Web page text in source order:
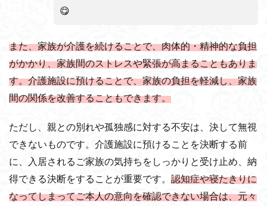
😋
また、家族が介護を続けることで、肉体的・精神的な負担
がかかり、家族間のストレスや緊張が高まることもありま
す。介護施設に預けることで、家族の負担を軽減し、家族
間の関係を改善することもできます。
ただし、親との別れや孤独感に対する不安は、決して無視
できないものです。介護施設に預けることを決断する前
に、入居されるご家族の気持ちをしっかりと受け止め、納
得できる決断をすることが重要です。 認知症や寝たきりに
なってしまってご本人の意向を確認できない場合は、元々